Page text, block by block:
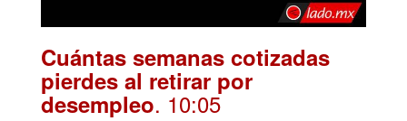
Cuántas semanas cotizadas
pierdes al retirar por
desempleo. 10:05